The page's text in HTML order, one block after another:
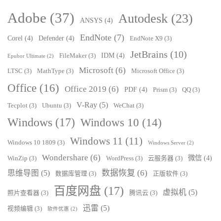
Adobe (37) ANSYS (4) Autodesk (23)
Corel (4) Defender (4) EndNote (7) EndNote X9 (3)
Epubor Ultimate (2) FileMaker(3) IDM (4) JetBrains (10)
LTSC (3) MathType (3) Microsoft (6) Microsoft Office (3)
Office (16) Office 2019 (6) PDF (4) Prism (3) QQ (3)
Tecplot (3) Ubuntu (3) V-Ray (5) WeChat (3)
Windows (17) Windows 10 (14)
Windows 10 1809 (3) Windows 11 (11) Windows Server (2)
WinZip (3) Wondershare (6) WordPress (3) 云服务器 (3) 微信 (4)
思维导图 (5) 数据库管理 (3) 数据恢复 (6) 正版软件 (3)
照片查看器 (3) 百度网盘 (17) 腾讯云 (3) 虚拟机 (5)
视频编辑 (3) 软件优惠 (2) 迅雷 (5)